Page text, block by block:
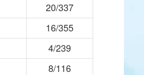
20/337
16/355
4/239
8/116